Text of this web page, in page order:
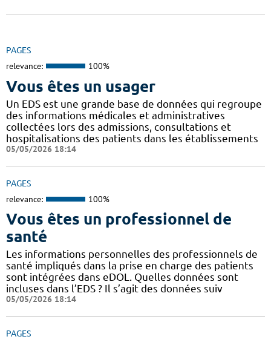
PAGES
relevance: 100%
Vous êtes un usager
Un EDS est une grande base de données qui regroupe
des informations médicales et administratives
collectées lors des admissions, consultations et
hospitalisations des patients dans les établissements
05/05/2026 18:14
PAGES
relevance: 100%
Vous êtes un professionnel de
santé
Les informations personnelles des professionnels de
santé impliqués dans la prise en charge des patients
sont intégrées dans eDOL. Quelles données sont
incluses dans l’EDS ? Il s’agit des données suiv
05/05/2026 18:14
PAGES